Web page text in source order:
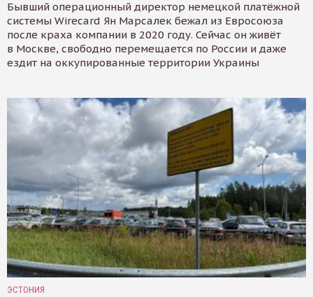
Бывший операционный директор немецкой платёжной
системы Wirecard Ян Марсалек бежал из Евросоюза
после краха компании в 2020 году. Сейчас он живёт
в Москве, свободно перемещается по России и даже
ездит на оккупированные территории Украины
ЭСТОНИЯ